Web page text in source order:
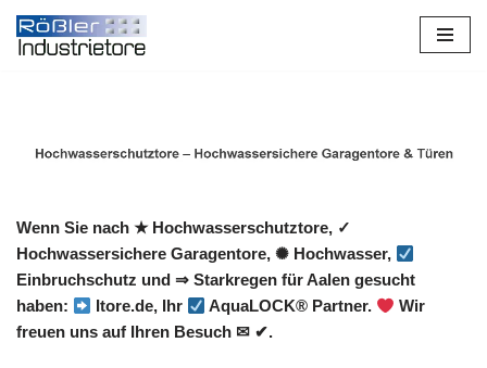
Zum
Wenn Sie nach ★ Hochwasserschutztore, ✓
Hochwassersichere Garagentore, ✺ Hochwasser,
Einbruchschutz und ⇒ Starkregen für Aalen gesucht
haben:
Itore.de, Ihr AquaLOCK® Partner.
Wir
freuen uns auf Ihren Besuch ✉ ✔.